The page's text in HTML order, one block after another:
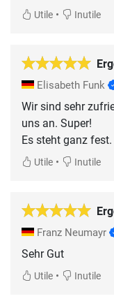
Utile • Inutile
Elisabeth Funk
Wir sind sehr
uns an. Super!
Es steht ganz
Utile • Inutile
Franz Neumayr
Sehr Gut
Utile • Inutile